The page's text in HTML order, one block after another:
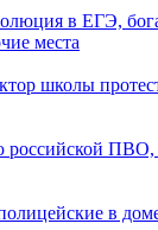
в ЕГЭ,
места
школы
российской ПВО,
в